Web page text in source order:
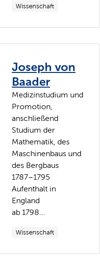
Wissenschaft
Joseph von
Baader
Medizinstudium und
Promotion,
anschließend
Studium der
Mathematik, des
Maschinenbaus und
des Bergbaus
1787–1795
Aufenthalt in
England
ab 1798...
Wissenschaft